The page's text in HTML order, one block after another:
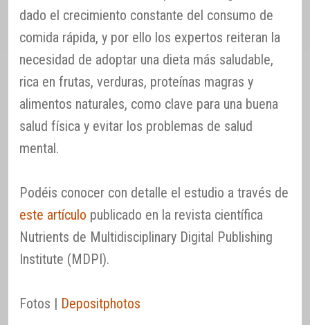
dado el crecimiento constante del consumo de
comida rápida, y por ello los expertos reiteran la
necesidad de adoptar una dieta más saludable,
rica en frutas, verduras, proteínas magras y
alimentos naturales, como clave para una buena
salud física y evitar los problemas de salud
mental.
Podéis conocer con detalle el estudio a través de
este artículo publicado en la revista científica
Nutrients de Multidisciplinary Digital Publishing
Institute (MDPI).
Fotos | Depositphotos